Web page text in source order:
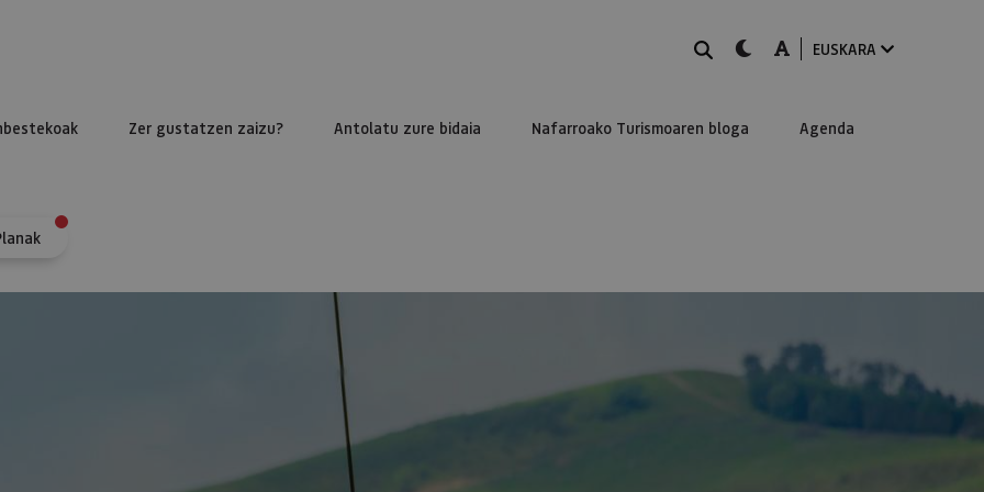
BILATUdark-mode
A-modeEUSKARA
Zer gustatzen zaizu? Antolatu zure bidaia Nafarroako Turismoaren bloga Agenda